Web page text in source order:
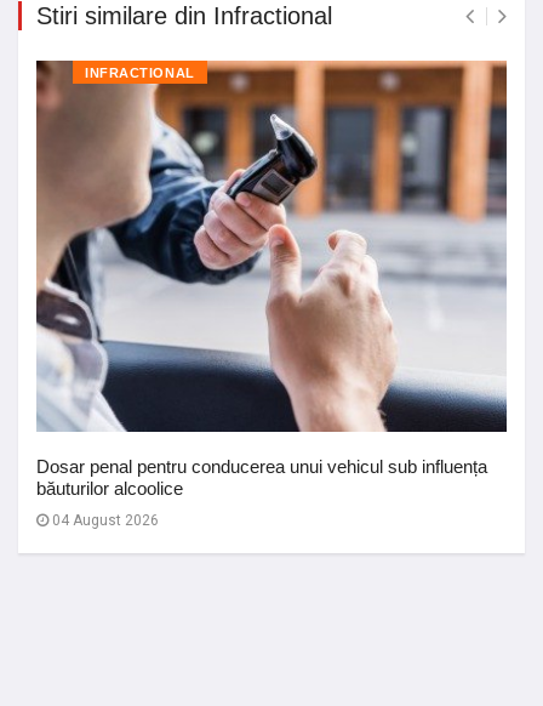
Stiri similare din Infractional
INFRACTIONAL
Dosar penal pentru conducerea unui vehicul sub influența
băuturilor alcoolice
04 August 2026